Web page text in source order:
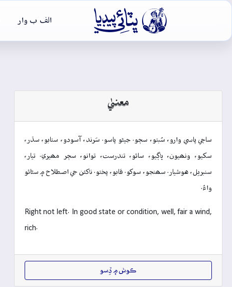
 الف ب وار
معنيٰ
ساڄي پاسي وارو، سُبتو، سڄو. جيڻو پاسو. سَرند، آسودو، ستابو، سڌر،
سکيو، ونھيون، ڀاڳيو، سائو، تندرست، توانو، سڄر مھيري. تيار،
سنبريل، هوشيار. سھنجو، سوکو. قابو، پختو. ناکئن جي اصطلاح ۾ سڻائو
واءُ.
Right not left. In good state or condition, well, fair a wind,
rich.
ڪوش ۾ ڏِسو